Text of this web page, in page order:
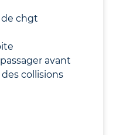
de chgt
avant
collisions